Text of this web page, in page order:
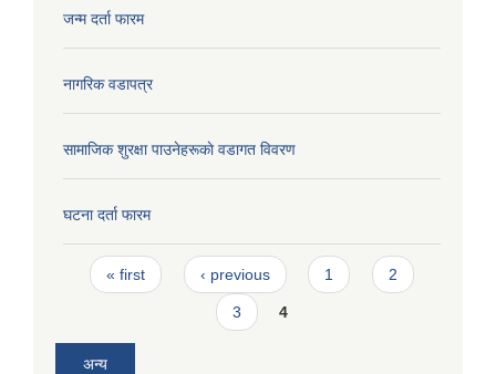
जन्म दर्ता फारम
नागरिक वडापत्र
सामाजिक शुरक्षा पाउनेहरूकाे वडागत विवरण
घटना दर्ता फारम
Pages
« first ‹ previous 1 2
3 4
अन्य